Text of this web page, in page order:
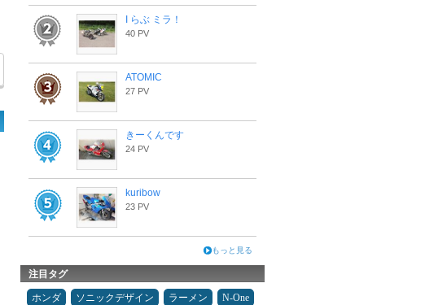
I らぶ ミラ！
40 PV
ATOMIC
27 PV
きーくんです
24 PV
kuribow
23 PV
もっと見る
注目タグ
ホンダ ソニックデザイン ラーメン
N-One